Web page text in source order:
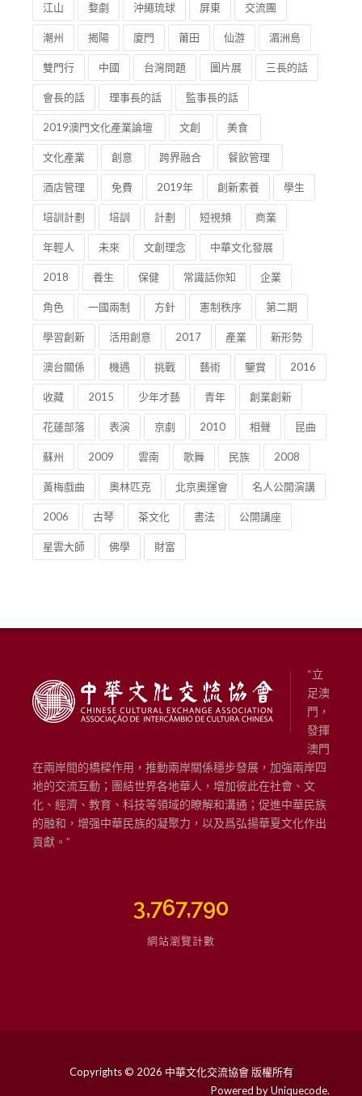
江山 婺劇 沖繩琉球 屏東 交流團
潮州 揭陽 廈門 莆田 仙游 湄洲島
雙門行 中國 台灣問題 圖片展 三長的話
會長的話 理事長的話 監事長的話
2019澳門文化產業論壇 文創 美食
文化產業 創意 跨界融合 餐飲管理
酒店管理 免費 2019年 創新素養 學生
培訓計劃 培訓 計劃 短視頻 商業
年輕人 未來 文創理念 中華文化發展
2018 養生 保健 常識話你知 企業
角色 一國兩制 方針 憲制秩序 第二期
學習創新 活用創意 2017 產業 新形勢
澳台關係 機遇 挑戰 藝術 鑒賞 2016
收藏 2015 少年才藝 青年 創業創新
花蓮部落 表演 京劇 2010 相聲 昆曲
蘇州 2009 雲南 歌舞 民族 2008
黃梅戲曲 奧林匹克 北京奧運會 名人公開演講
2006 古琴 茶文化 書法 公開講座
星雲大師 佛學 財富
“立
足澳
門，
發揮
澳門
在兩岸間的橋樑作用，推動兩岸關係穩步發展，加強兩岸四
地的交流互動；團結世界各地華人，增加彼此在社會、文
化、經濟、教育、科技等領域的瞭解和溝通；促進中華民族
的融和，增强中華民族的凝聚力，以及爲弘揚華夏文化作出
貢獻。”
3,767,790
網站瀏覽計數
Copyrights © 2026 中華文化交流協會 版權所有
Powered byUniquecode.